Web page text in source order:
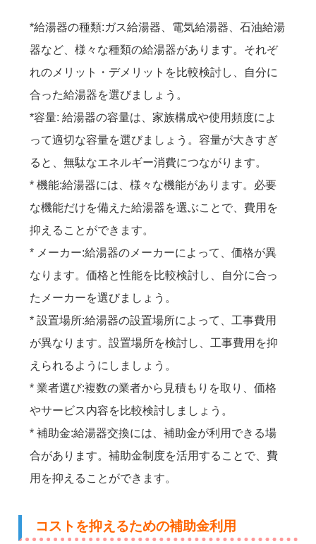
*給湯器の種類:ガス給湯器、電気給湯器、石油給湯
器など、様々な種類の給湯器があります。それぞ
れのメリット・デメリットを比較検討し、自分に
合った給湯器を選びましょう。
*容量: 給湯器の容量は、家族構成や使用頻度によ
って適切な容量を選びましょう。容量が大きすぎ
ると、無駄なエネルギー消費につながります。
* 機能:給湯器には、様々な機能があります。必要
な機能だけを備えた給湯器を選ぶことで、費用を
抑えることができます。
* メーカー:給湯器のメーカーによって、価格が異
なります。価格と性能を比較検討し、自分に合っ
たメーカーを選びましょう。
* 設置場所:給湯器の設置場所によって、工事費用
が異なります。設置場所を検討し、工事費用を抑
えられるようにしましょう。
* 業者選び:複数の業者から見積もりを取り、価格
やサービス内容を比較検討しましょう。
* 補助金:給湯器交換には、補助金が利用できる場
合があります。補助金制度を活用することで、費
用を抑えることができます。
コストを抑えるための補助金利用